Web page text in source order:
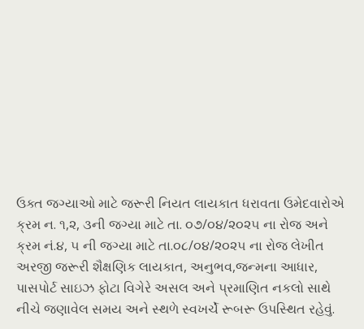
ઉક્ત જગ્યાઓ માટે જરૂરી નિયત લાયકાત ધરાવતા ઉમેદવારોએ
ક્રમ ન. ૧,૨, ૩ની જગ્યા માટે તા. ૦૭/૦૪/૨૦૨૫ ના રોજ અને
ક્રમ નં.૪, ૫ ની જગ્યા માટે તા.૦૮/૦૪/૨૦૨૫ ના રોજ લેખીત
અરજી જરૂરી શૈક્ષણિક લાયકાત, અનુભવ,જન્મના આધાર,
પાસપોર્ટ સાઇઝ ફોટા વિગેરે અસલ અને પ્રમાણિત નકલો સાથે
નીચે જણાવેલ સમય અને સ્થળે સ્વખર્ચે રૂબરૂ ઉપસ્થિત રહેવું.